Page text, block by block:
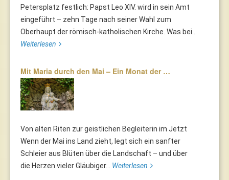
Petersplatz festlich: Papst Leo XIV. wird in sein Amt
eingeführt – zehn Tage nach seiner Wahl zum
Oberhaupt der römisch-katholischen Kirche. Was bei...
Weiterlesen
Mit Maria durch den Mai – Ein Monat der …
Von alten Riten zur geistlichen Begleiterin im Jetzt
Wenn der Mai ins Land zieht, legt sich ein sanfter
Schleier aus Blüten über die Landschaft – und über
die Herzen vieler Gläubiger... Weiterlesen